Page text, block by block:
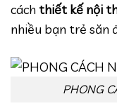
cách thiết kế nội
nhiều bạn trẻ săn
PHONG